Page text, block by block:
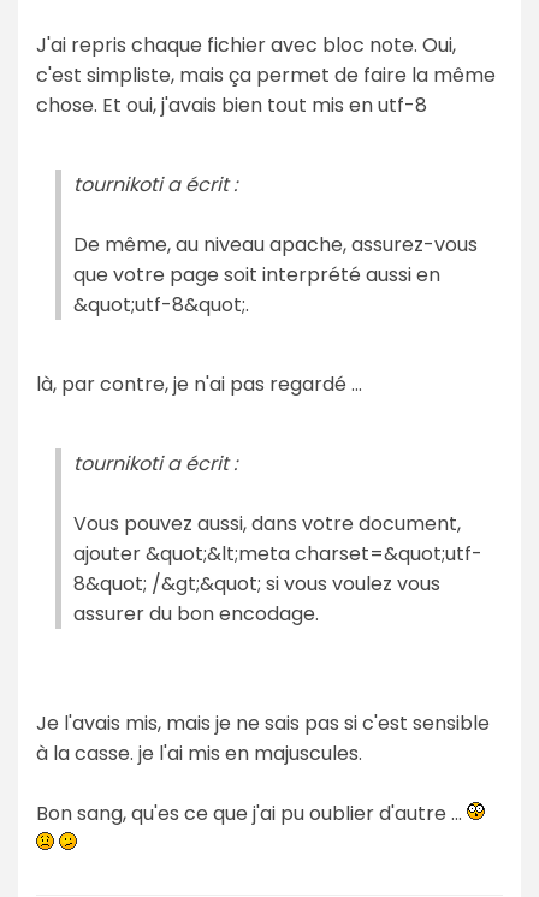
J'ai repris chaque fichier avec bloc note. Oui,
c'est simpliste, mais ça permet de faire la même
chose. Et oui, j'avais bien tout mis en utf-8
tournikoti a écrit :
De même, au niveau apache, assurez-vous
que votre page soit interprété aussi en
&quot;utf-8&quot;.
là, par contre, je n'ai pas regardé ...
tournikoti a écrit :
Vous pouvez aussi, dans votre document,
ajouter &quot;&lt;meta charset=&quot;utf-
8&quot; /&gt;&quot; si vous voulez vous
assurer du bon encodage.
Je l'avais mis, mais je ne sais pas si c'est sensible
à la casse. je l'ai mis en majuscules.
Bon sang, qu'es ce que j'ai pu oublier d'autre ...